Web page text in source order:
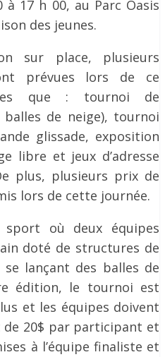
17 h 00, au Parc Oasis
des jeunes.
sur place, plusieurs
prévues lors de ce
que : tournoi de
de neige), tournoi
glissade, exposition
libre et jeux d’adresse
plus, plusieurs prix de
lors de cette journée.
sport où deux équipes
doté de structures de
lançant des balles de
édition, le tournoi est
et les équipes doivent
20$ par participant et
à l’équipe finaliste et